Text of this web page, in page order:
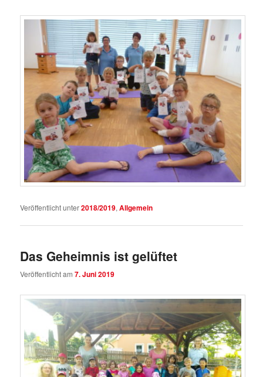
Veröffentlicht unter2018/2019,Allgemein
Das Geheimnis ist gelüftet
Veröffentlicht am7. Juni 2019